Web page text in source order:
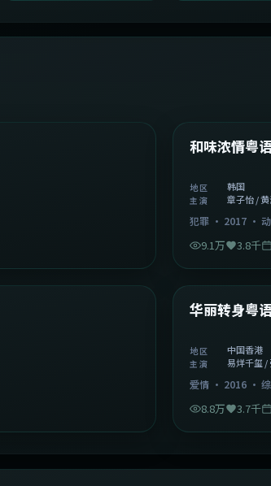
精选
和味浓情粤
地区 韩国
主演 章子怡 /
犯罪 · 2017 ·
9.1万 3.8千
1:06:37
精选
中国香港
华丽转身粤
地区 中国香港
主演 易烊千玺 /
爱情 · 2016 ·
8.8万 3.7千